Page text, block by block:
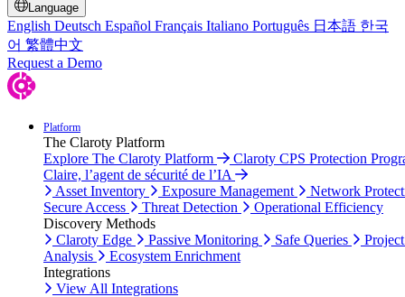
Language
English Deutsch Español Français Italiano Português 日本語 한국
어 繁體中文
Request a Demo
Platform
The Claroty Platform
Explore The Claroty Platform
Claroty CPS Protection
Claire, l’agent de sécurité de l’IA
Asset Inventory
Exposure Management
Network
Secure Access
Threat Detection
Operational Efficiency
Discovery Methods
Claroty Edge
Passive Monitoring Safe Queries
Analysis
Ecosystem Enrichment
Integrations
View All Integrations